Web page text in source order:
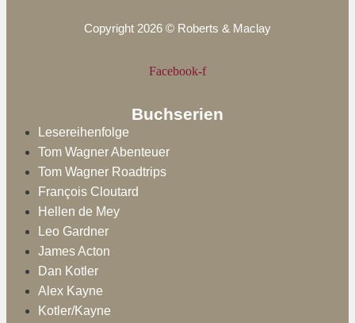
Copyright 2026 © Roberts & Maclay
Facebook-f
Buchserien
Lesereihenfolge
Tom Wagner Abenteuer
Tom Wagner Roadtrips
François Cloutard
Hellen de Mey
Leo Gardner
James Acton
Dan Kotler
Alex Kayne
Kotler/Kayne